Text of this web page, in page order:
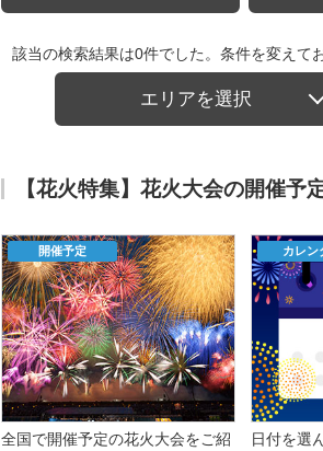
該当の検索結果は0件でした。条件を変えて
エリアを選択
【花火特集】花火大会の開催予
開催予定
全国で開催予定の花火大会をご紹
カレン
日付を選